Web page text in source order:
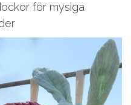
för mysiga